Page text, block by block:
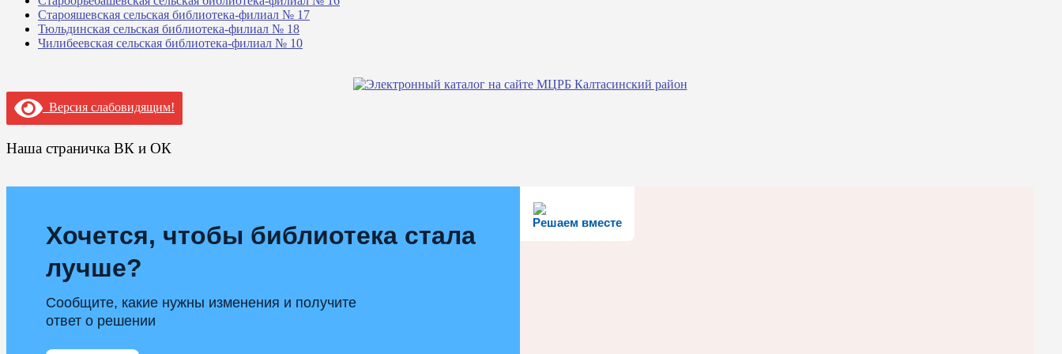
Старояшевская сельская библиотека-филиал № 17
Тюльдинская сельская библиотека-филиал № 18
Чилибеевская сельская библиотека-филиал № 10
Версия слабовидящим!
Наша страничка ВК и ОК
Решаем вместе
Хочется, чтобы библиотека стала
лучше?
Сообщите, какие нужны изменения и получите
ответ о решении